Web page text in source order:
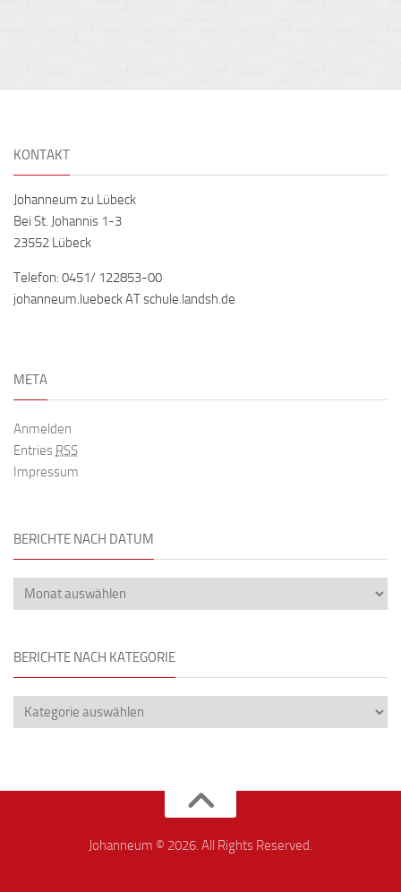
KONTAKT
Johanneum zu Lübeck
Bei St. Johannis 1-3
23552 Lübeck
Telefon: 0451/ 122853-00
johanneum.luebeck AT schule.landsh.de
META
Anmelden
Entries RSS
Impressum
BERICHTE NACH DATUM
BERICHTE NACH KATEGORIE
Johanneum © 2026. All Rights Reserved.